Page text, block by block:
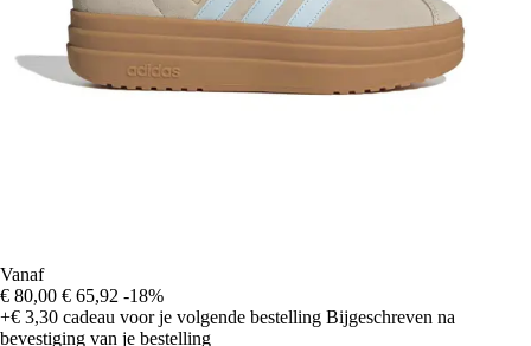
Vanaf
€ 80,00 € 65,92 -18%
+€ 3,30 cadeau voor je volgende bestelling Bijgeschreven na
bevestiging van je bestelling